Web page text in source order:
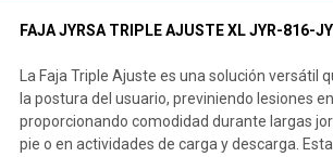
FAJA JYRSA TRIPLE AJUSTE XL JYR-816-
La Faja Triple Ajuste es una solución versátil
la postura del usuario, previniendo lesiones
proporcionando comodidad durante largas
pie o en actividades de carga y descarga.